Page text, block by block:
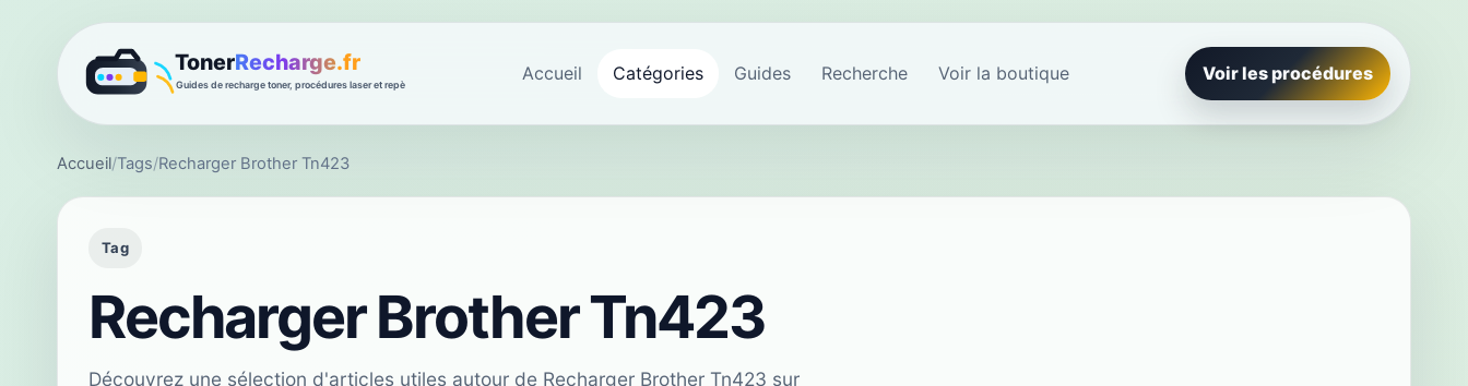
Accueil Catégories Guides Recherche Voir la boutique Voir les procédures
Accueil/Tags/Recharger Brother Tn423
Tag
Recharger Brother Tn423
Découvrez une sélection d'articles utiles autour de Recharger Brother Tn423 sur